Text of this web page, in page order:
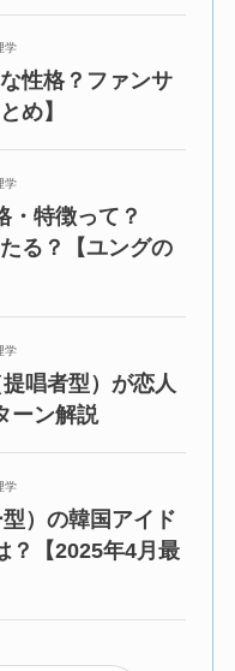
学
性格？ファンサ
め】
学
・特徴って？
る？【ユングの
学
唱者型）が恋人
ーン解説
学
）の韓国アイド
？【2025年4月最